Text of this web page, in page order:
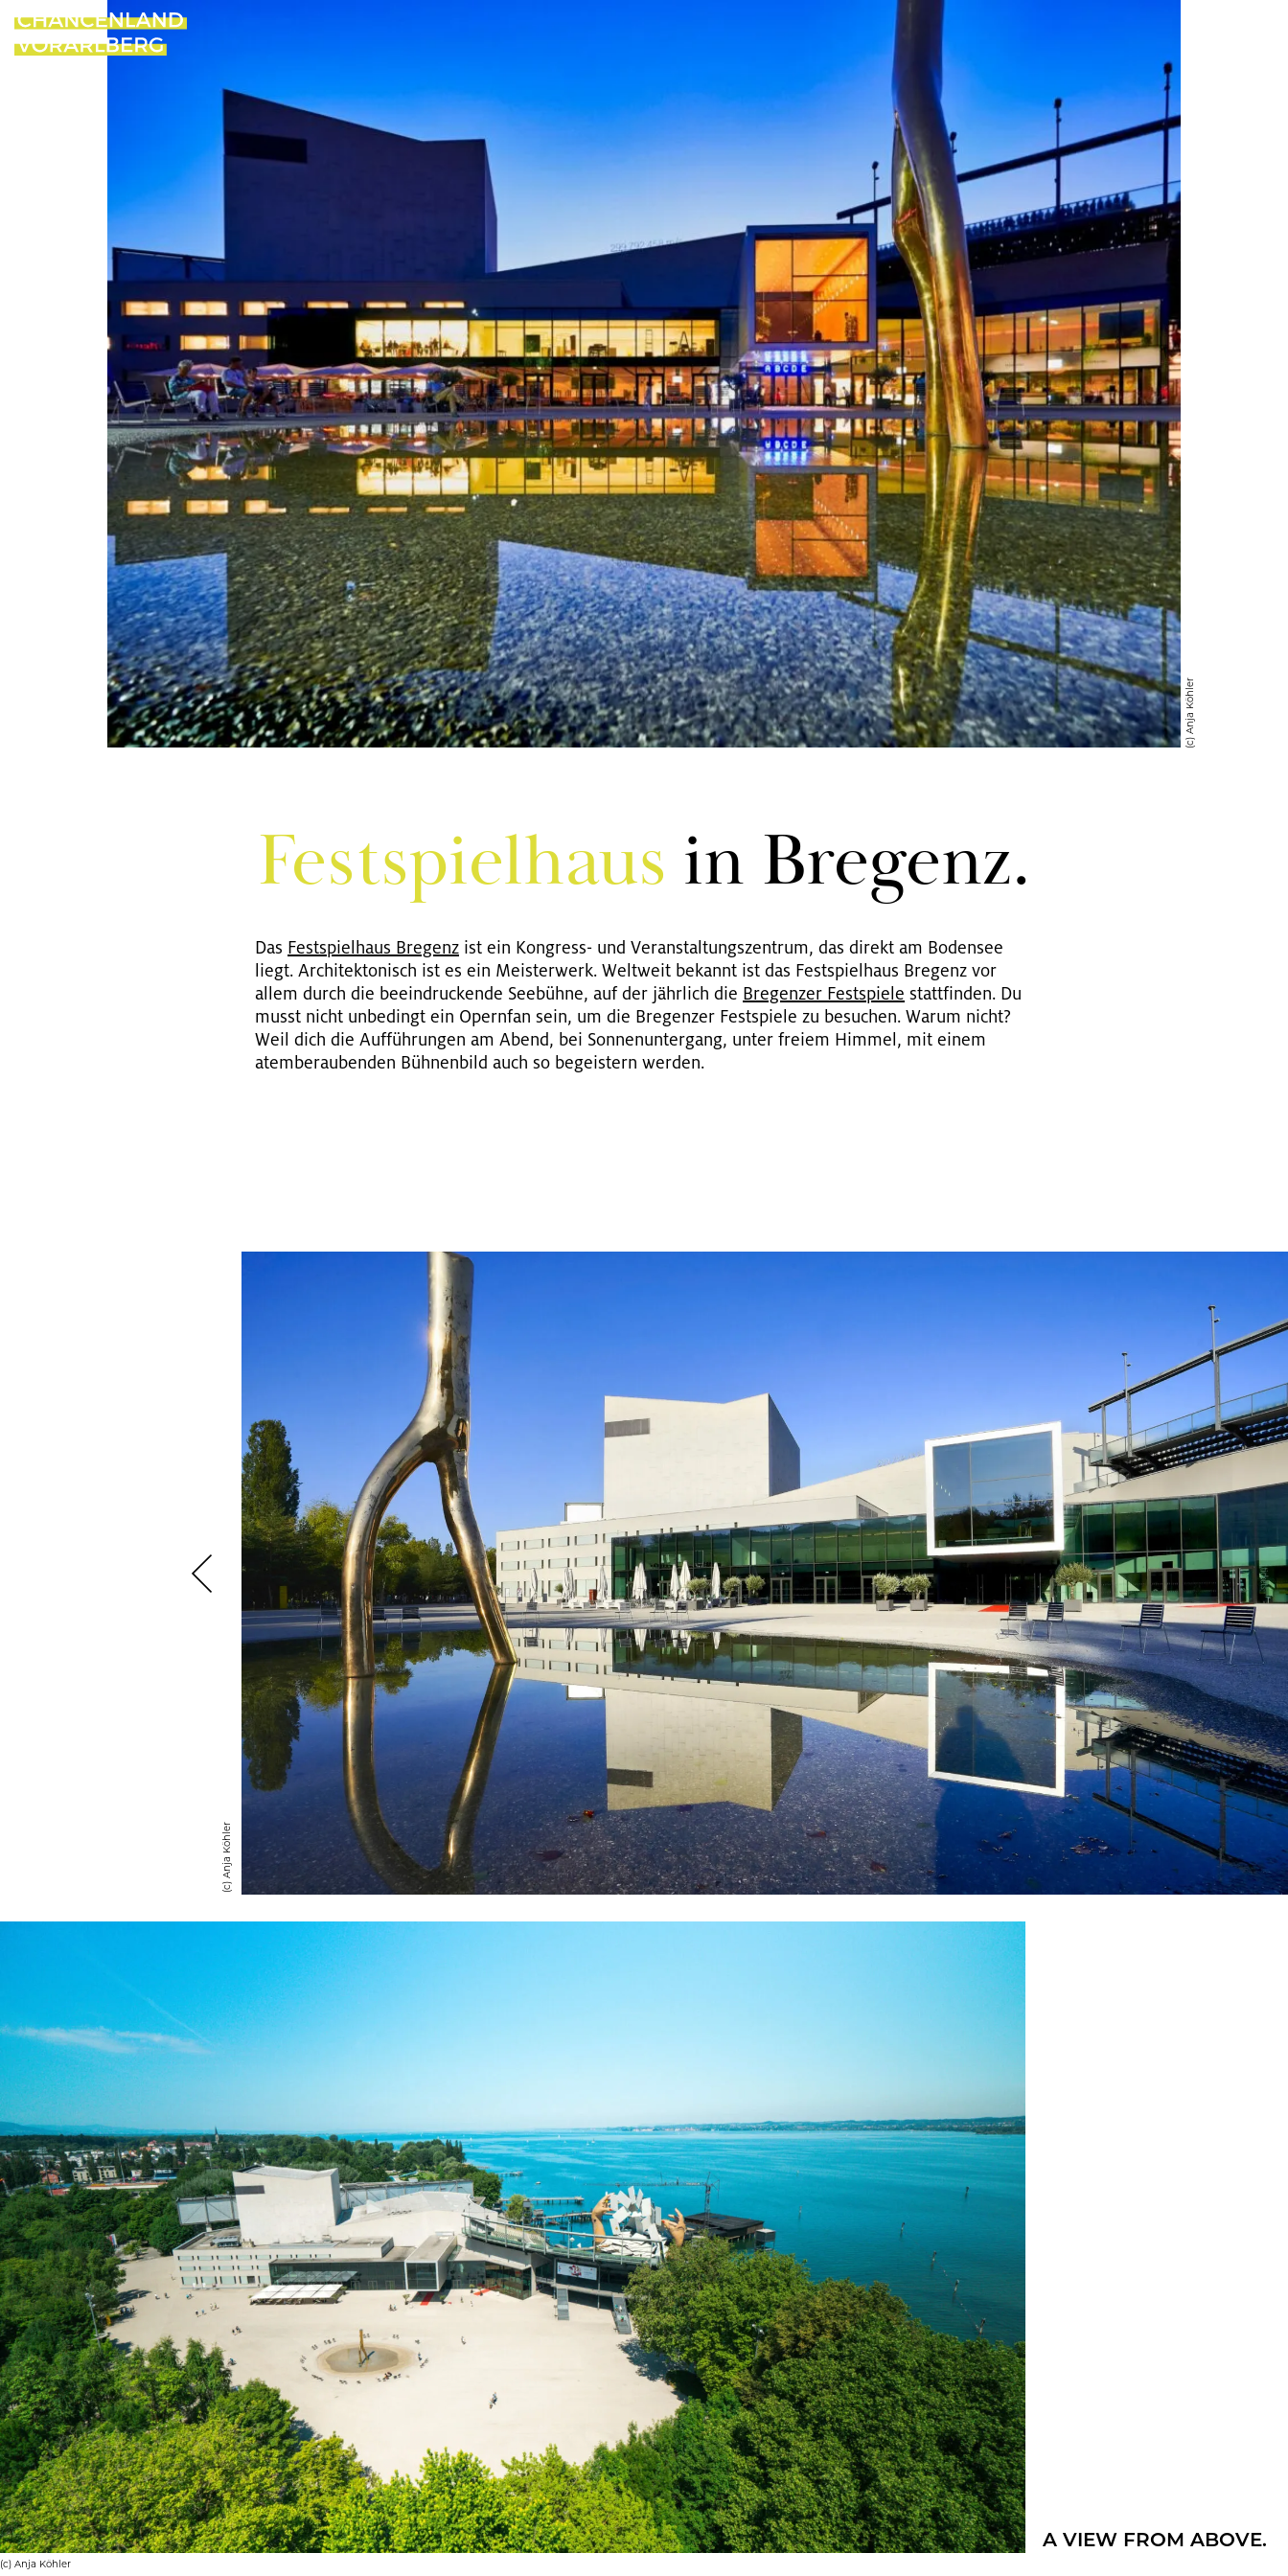
(c) Anja Köhler
Fest­spiel­haus in Bre­genz.
Das Fest­spiel­haus Bre­genz ist ein Kongress- und Veranstaltungszentrum, das direkt am Bodensee
liegt. Architektonisch ist es ein Meisterwerk. Weltweit bekannt ist das Festspielhaus Bregenz vor
allem durch die beeindruckende Seebühne, auf der jährlich die Bre­gen­zer Fest­spie­le stattfinden. Du
musst nicht unbedingt ein Opernfan sein, um die Bregenzer Festspiele zu besuchen. Warum nicht?
Weil dich die Aufführungen am Abend, bei Sonnenuntergang, unter freiem Himmel, mit einem
atemberaubenden Bühnenbild auch so begeistern werden.
(c) Anja Köh­ler
(c) Anja Köh­ler
A VIEW FROM ABOVE.